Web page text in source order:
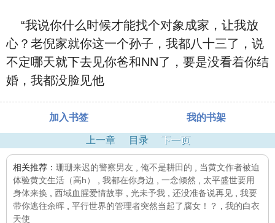
“我说你什么时候才能找个对象成家，让我放
心？老倪家就你这一个孙子，我都八十三了，说
不定哪天就下去见你爸和NN了，要是没看着你结
婚，我都没脸见他
加入书签 我的书架
上一章 目录 下一页
相关推荐： 珊珊来迟的警察男友 俺不是耕田的
当黄文作者被迫
体验黄文生活（高h）
我都在你身边 一念倾然
太平盛世要用
身体来换
西域血腥爱情故事 光未予我 还没准备说再见
我要
带你逃往余晖
平行世界的管理者突然当起了腐女！？
我的白衣
天使